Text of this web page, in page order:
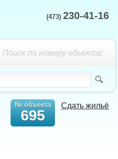
(473) 230-41-16
Поиск по номеру объекта:
Сдать жильё
№ объекта
695